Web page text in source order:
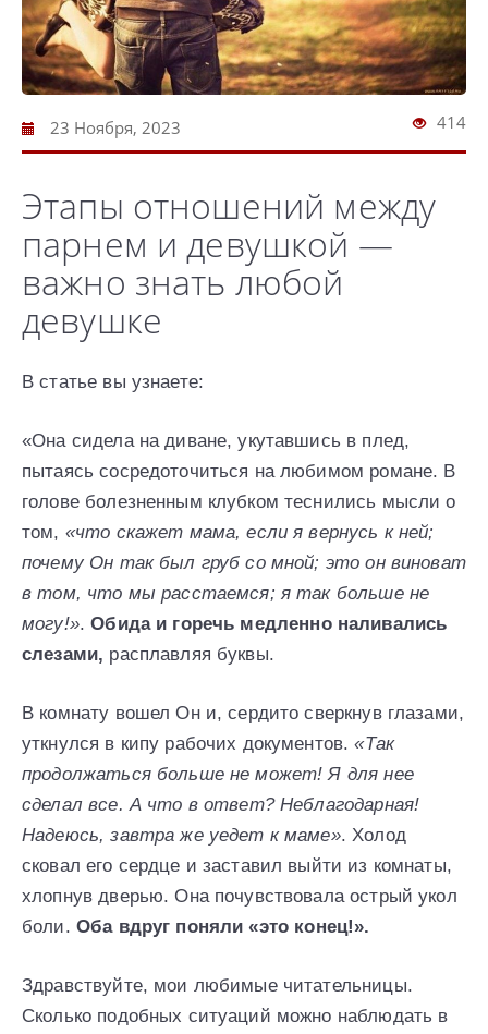
23 Ноября, 2023 414
Этапы отношений между
парнем и девушкой —
важно знать любой
девушке
В статье вы узнаете:
«Она сидела на диване, укутавшись в плед,
пытаясь сосредоточиться на любимом романе. В
голове болезненным клубком теснились мысли о
том, «что скажет мама, если я вернусь к ней;
почему Он так был груб со мной; это он виноват
в том, что мы расстаемся; я так больше не
могу!».Обида и горечь медленно наливались
слезами, расплавляя буквы.
В комнату вошел Он и, сердито сверкнув глазами,
уткнулся в кипу рабочих документов.«Так
продолжаться больше не может! Я для нее
сделал все. А что в ответ? Неблагодарная!
Надеюсь, завтра же уедет к маме». Холод
сковал его сердце и заставил выйти из комнаты,
хлопнув дверью. Она почувствовала острый укол
боли. Оба вдруг поняли «это конец!».
Здравствуйте, мои любимые читательницы.
Сколько подобных ситуаций можно наблюдать в